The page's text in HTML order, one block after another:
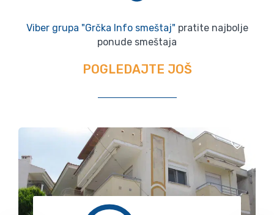
Viber grupa "Grčka Info smeštaj" pratite najbolje
ponude smeštaja
POGLEDAJTE JOŠ